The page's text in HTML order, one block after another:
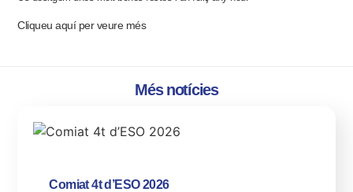
Cliqueu aquí per veure més
Més notícies
Comiat 4t d’ESO 2026